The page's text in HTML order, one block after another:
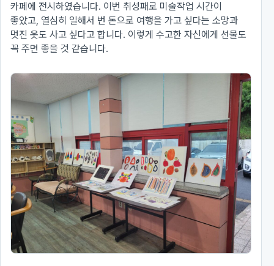
카페에 전시하였습니다. 이번 취성패로 미술작업 시간이
좋았고, 열심히 일해서 번 돈으로 여행을 가고 싶다는 소망과
멋진 옷도 사고 싶다고 합니다. 이렇게 수고한 자신에게 선물도
꼭 주면 좋을 것 같습니다.